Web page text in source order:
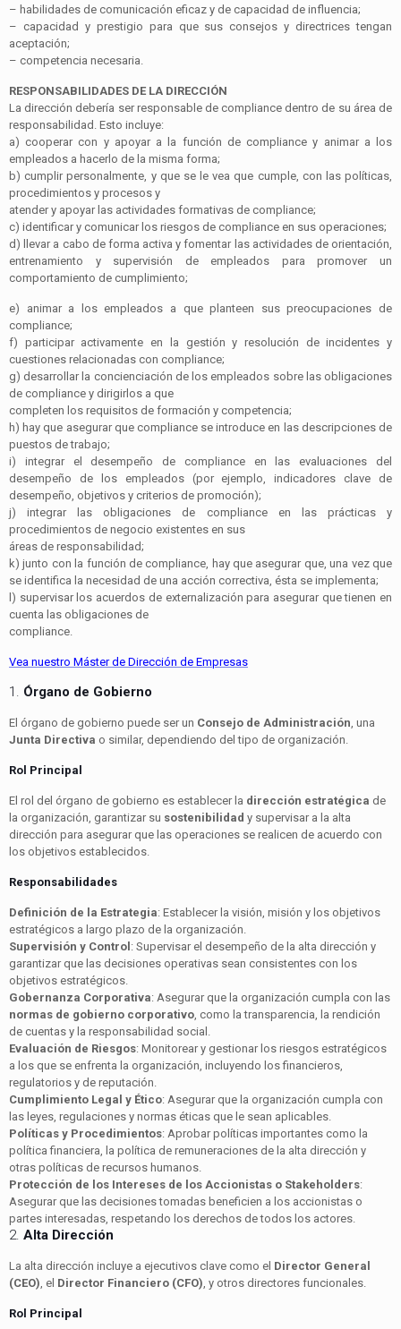
– habilidades de comunicación eficaz y de capacidad de influencia;
– capacidad y prestigio para que sus consejos y directrices tengan
aceptación;
– competencia necesaria.
RESPONSABILIDADES DE LA DIRECCIÓN
La dirección debería ser responsable decompliance dentro de su área de
responsabilidad. Esto incluye:
a)cooperar con y apoyar a la función decompliancey animar a los
empleados a hacerlo de la misma forma;
b)cumplir personalmente, y que se le vea que cumple, con las políticas,
procedimientos y procesos y
atender y apoyar las actividades formativas de compliance;
c) identificar y comunicar los riesgos de compliance en sus operaciones;
d)
llevar a cabo de forma activa y fomentar las actividades de orientación,
entrenamiento y supervisión de empleados para promover un
comportamiento de cumplimiento;
e) animar a los empleados a que planteen sus preocupaciones de
compliance;
f) participar activamente en la gestión y resolución de incidentes y
cuestiones relacionadas con compliance;
g) desarrollar la concienciación de los empleados sobre las obligaciones
de compliance y dirigirlos a que
completen los requisitos de formación y competencia;
h) hay que asegurar que compliance se introduce en las descripciones de
puestos de trabajo;
i) integrar el desempeño de compliance en las evaluaciones del
desempeño de los empleados (por ejemplo, indicadores clave de
desempeño, objetivos y criterios de promoción);
j)integrar las obligaciones de compliance en las prácticas y
procedimientos de negocio existentes en sus
áreas de responsabilidad;
k)junto con la función decompliance, hay que asegurar que, una vez que
se identifica la necesidad de una acción correctiva, ésta se implementa;
l) supervisar los acuerdos de externalización para asegurar que tienen en
cuenta las obligaciones de
compliance.
Vea nuestro Máster de Dirección de Empresas
1. Órgano de Gobierno
El órgano de gobierno puede ser un Consejo de Administración, una
Junta Directiva o similar, dependiendo del tipo de organización.
Rol Principal
El rol del órgano de gobierno es establecer la dirección estratégica de
la organización, garantizar su sostenibilidad y supervisar a la alta
dirección para asegurar que las operaciones se realicen de acuerdo con
los objetivos establecidos.
Responsabilidades
Definición de la Estrategia: Establecer la visión, misión y los objetivos
estratégicos a largo plazo de la organización.
Supervisión y Control : Supervisar el desempeño de la alta dirección y
garantizar que las decisiones operativas sean consistentes con los
objetivos estratégicos.
Gobernanza Corporativa: Asegurar que la organización cumpla con las
normas de gobierno corporativo, como la transparencia, la rendición
de cuentas y la responsabilidad social.
Evaluación de Riesgos: Monitorear y gestionar los riesgos estratégicos
a los que se enfrenta la organización, incluyendo los financieros,
regulatorios y de reputación.
Cumplimiento Legal y Ético: Asegurar que la organización cumpla con
las leyes, regulaciones y normas éticas que le sean aplicables.
Políticas y Procedimientos: Aprobar políticas importantes como la
política financiera, la política de remuneraciones de la alta dirección y
otras políticas de recursos humanos.
Protección de los Intereses de los Accionistas o Stakeholders:
Asegurar que las decisiones tomadas beneficien a los accionistas o
partes interesadas, respetando los derechos de todos los actores.
2. Alta Dirección
La alta dirección incluye a ejecutivos clave como el Director General
(CEO), el Director Financiero (CFO), y otros directores funcionales.
Rol Principal